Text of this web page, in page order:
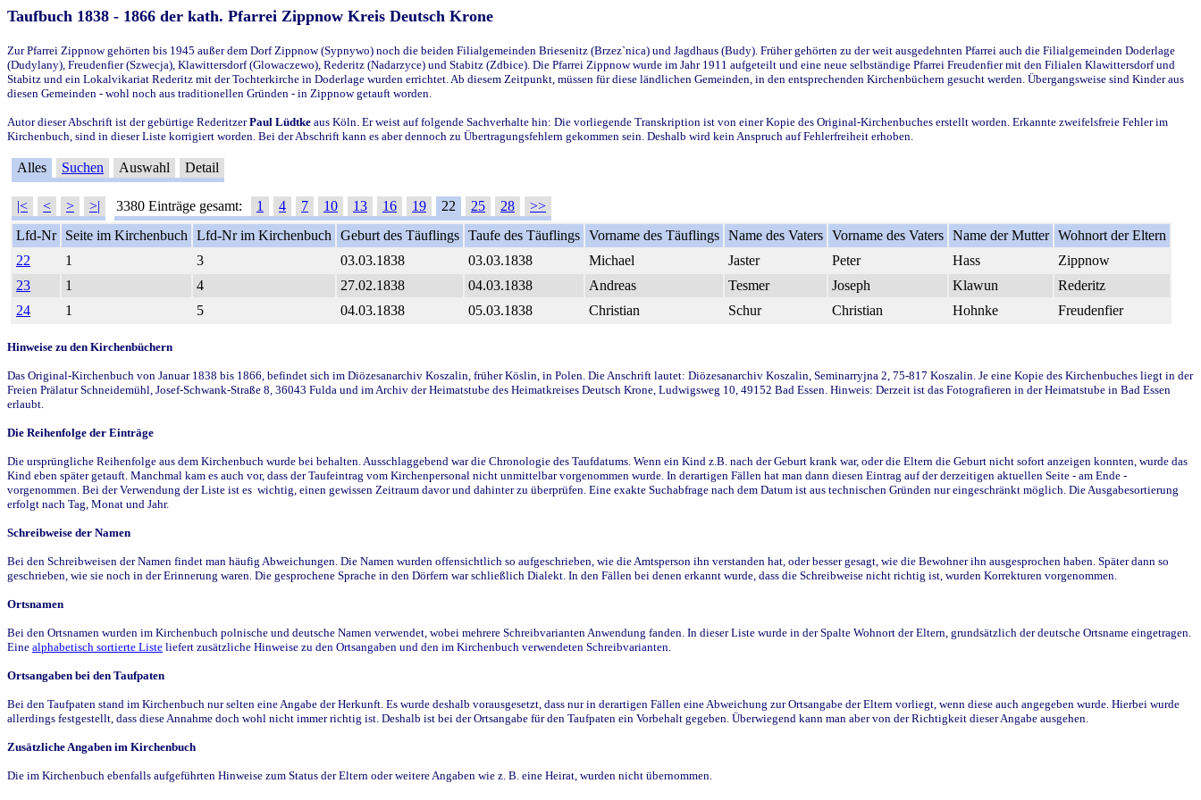
Taufbuch 1838 - 1866 der kath. Pfarrei Zippnow Kreis Deutsch Krone
Zur Pfarrei Zippnow gehörten bis 1945 außer dem Dorf Zippnow (Sypnywo) noch die beiden Filialgemeinden Briesenitz (Brzez`nica) und Jagdhaus (Budy). Früher gehörten zu der weit ausgedehnten Pfarrei auch die Filialgemeinden Doderlage
(Dudylany), Freudenfier (Szwecja), Klawittersdorf (Glowaczewo), Rederitz (Nadarzyce) und Stabitz (Zdbice). Die Pfarrei Zippnow wurde im Jahr 1911 aufgeteilt und eine neue selbständige Pfarrei Freudenfier mit den Filialen Klawittersdorf und
Stabitz und ein Lokalvikariat Rederitz mit der Tochterkirche in Doderlage wurden errichtet. Ab diesem Zeitpunkt, müssen für diese ländlichen Gemeinden, in den entsprechenden Kirchenbüchern gesucht werden. Übergangsweise sind Kinder aus
diesen Gemeinden - wohl noch aus traditionellen Gründen - in Zippnow getauft worden.
Autor dieser Abschrift ist der gebürtige RederitzerPaul Lüdtke aus Köln. Er weist auf folgende Sachverhalte hin: Die vorliegende Transkription ist von einer Kopie des Original-Kirchenbuches erstellt worden. Erkannte zweifelsfreie Fehler im
Kirchenbuch, sind in dieser Liste korrigiert worden. Bei der Abschrift kann es aber dennoch zu Übertragungsfehlern gekommen sein. Deshalb wird kein Anspruch auf Fehlerfreiheit erhoben.
Alles Suchen Auswahl Detail
|< < > >| 3380 Einträge gesamt: 1 4 7 10 13 16 19 22 25 28
>>
Lfd-Nr
Seite im Kirchenbuch Lfd-Nr im Kirchenbuch Geburt des Täuflings Taufe des Täuflings Vorname des Täuflings Name des Vaters Vorname des Vaters Name der Mutter Wohnort der Eltern
22
1 3 03.03.1838 03.03.1838 Michael Jaster Peter Hass
Zippnow
23
1 4 27.02.1838 04.03.1838 Andreas Tesmer Joseph Klawun
Rederitz
24
1 5 04.03.1838 05.03.1838 Christian Schur Christian Hohnke Freudenfier
Hinweise zu den Kirchenbüchern
Das Original-Kirchenbuch von Januar 1838 bis 1866, befindet sich im Diözesanarchiv Koszalin, früher Köslin, in Polen. Die Anschrift lautet: Diözesanarchiv Koszalin, Seminarryjna 2, 75-817 Koszalin. Je eine Kopie des Kirchenbuches liegt in der
Freien Prälatur Schneidemühl, Josef-Schwank-Straße 8, 36043 Fulda und im Archiv der Heimatstube des Heimatkreises Deutsch Krone, Ludwigsweg 10, 49152 Bad Essen. Hinweis: Derzeit ist das Fotografieren in der Heimatstube in Bad Essen
erlaubt.
Die Reihenfolge der Einträge
Die ursprüngliche Reihenfolge aus dem Kirchenbuch wurde bei behalten. Ausschlaggebend war die Chronologie des Taufdatums. Wenn ein Kind z.B. nach der Geburt krank war, oder die Eltern die Geburt nicht sofort anzeigen konnten, wurde das
Kind eben später getauft. Manchmal kam es auch vor, dass der Taufeintrag vom Kirchenpersonal nicht unmittelbar vorgenommen wurde. In derartigen Fällen hat man dann diesen Eintrag auf der derzeitigen aktuellen Seite - am Ende -
vorgenommen. Bei der Verwendung der Liste ist es wichtig, einen gewissen Zeitraum davor und dahinter zu überprüfen. Eine exakte Suchabfrage nach dem Datum ist aus technischen Gründen nur eingeschränkt möglich. Die Ausgabesortierung
erfolgt nach Tag, Monat und Jahr.
Schreibweise der Namen
Bei den Schreibweisen der Namen findet man häufig Abweichungen. Die Namen wurden offensichtlich so aufgeschrieben, wie die Amtsperson ihn verstanden hat, oder besser gesagt, wie die Bewohner ihn ausgesprochen haben. Später dann so
geschrieben, wie sie noch in der Erinnerung waren. Die gesprochene Sprache in den Dörfern war schließlich Dialekt. In den Fällen bei denen erkannt wurde, dass die Schreibweise nicht richtig ist, wurden Korrekturen vorgenommen.
Ortsnamen
Bei den Ortsnamen wurden im Kirchenbuch polnische und deutsche Namen verwendet, wobei mehrere Schreibvarianten Anwendung fanden. In dieser Liste wurde in der Spalte Wohnort der Eltern, grundsätzlich der deutsche Ortsname eingetragen.
Eine alphabetisch sortierte Liste liefert zusätzliche Hinweise zu den Ortsangaben und den im Kirchenbuch verwendeten Schreibvarianten.
Ortsangaben bei den Taufpaten
Bei den Taufpaten stand im Kirchenbuch nur selten eine Angabe der Herkunft. Es wurde deshalb vorausgesetzt, dass nur in derartigen Fällen eine Abweichung zur Ortsangabe der Eltern vorliegt, wenn diese auch angegeben wurde. Hierbei wurde
allerdings festgestellt, dass diese Annahme doch wohl nicht immer richtig ist. Deshalb ist bei der Ortsangabe für den Taufpaten ein Vorbehalt gegeben. Überwiegend kann man aber von der Richtigkeit dieser Angabe ausgehen.
Zusätzliche Angaben im Kirchenbuch
Die im Kirchenbuch ebenfalls aufgeführten Hinweise zum Status der Eltern oder weitere Angaben wie z. B. eine Heirat, wurden nicht übernommen.